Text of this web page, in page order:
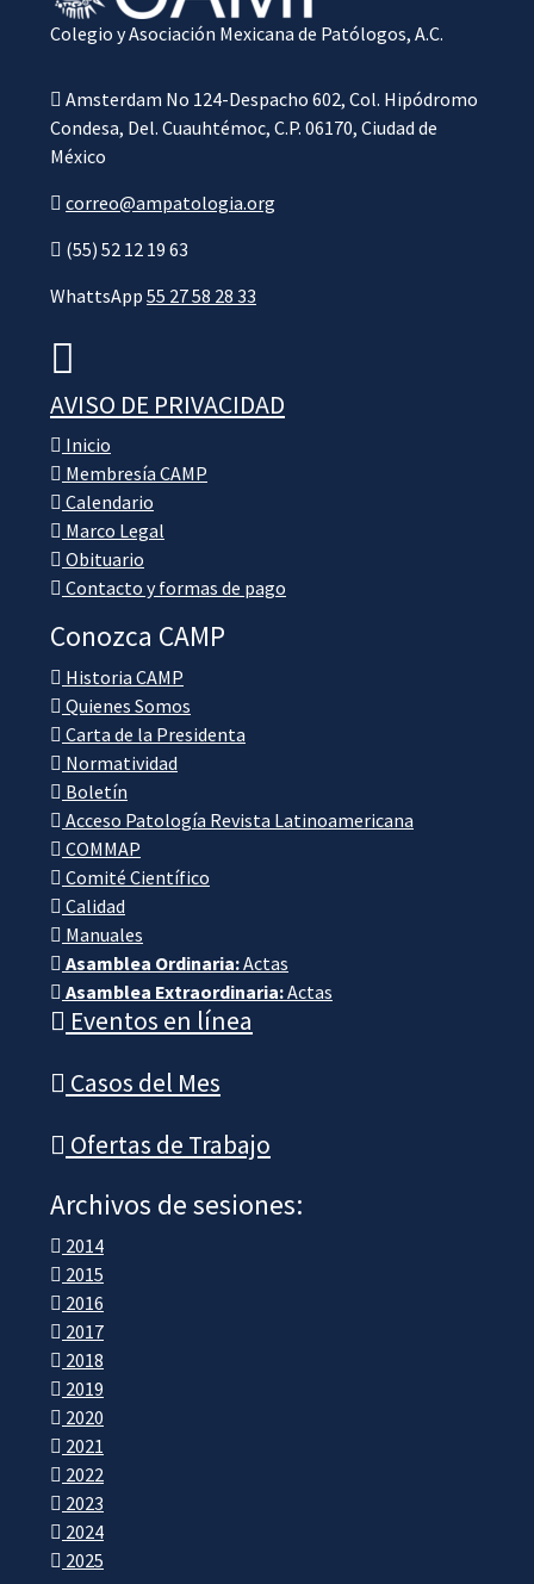
Colegio y Asociación Mexicana de Patólogos, A.C.
Amsterdam No 124-Despacho 602, Col. Hipódromo
Condesa, Del. Cuauhtémoc, C.P. 06170, Ciudad de
México
correo@ampatologia.org
(55) 52 12 19 63
WhattsApp 55 27 58 28 33
AVISO DE PRIVACIDAD
Inicio
Membresía CAMP
Calendario
Marco Legal
Obituario
Contacto y formas de pago
Conozca CAMP
Historia CAMP
Quienes Somos
Carta de la Presidenta
Normatividad
Boletín
Acceso Patología Revista Latinoamericana
COMMAP
Comité Científico
Calidad
Manuales
Asamblea Ordinaria:Actas
Asamblea Extraordinaria:Actas
Eventos en línea
Casos del Mes
Ofertas de Trabajo
Archivos de sesiones:
2014
2015
2016
2017
2018
2019
2020
2021
2022
2023
2024
2025